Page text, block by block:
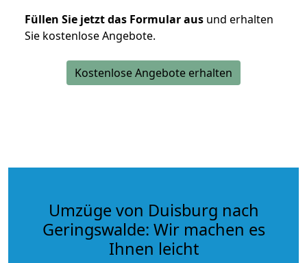
Füllen Sie jetzt das Formular aus und erhalten
Sie kostenlose Angebote.
Kostenlose Angebote erhalten
Umzüge von Duisburg nach
Geringswalde: Wir machen es
Ihnen leicht